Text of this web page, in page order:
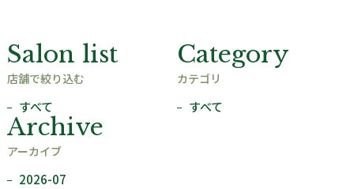
Salon list
店舗で絞り込む
すべて
Category
カテゴリ
すべて
Archive
アーカイブ
2026-07